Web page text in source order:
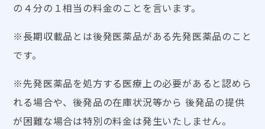
の４分の１相当の料金のことを言います。
※長期収載品とは後発医薬品がある先発医薬品のこと
です。
※先発医薬品を処方する医療上の必要があると認めら
れる場合や、後発品の在庫状況等から 後発品の提供
が困難な場合は特別の料金は発生いたしません。